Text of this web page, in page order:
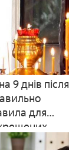
9 днів після
для